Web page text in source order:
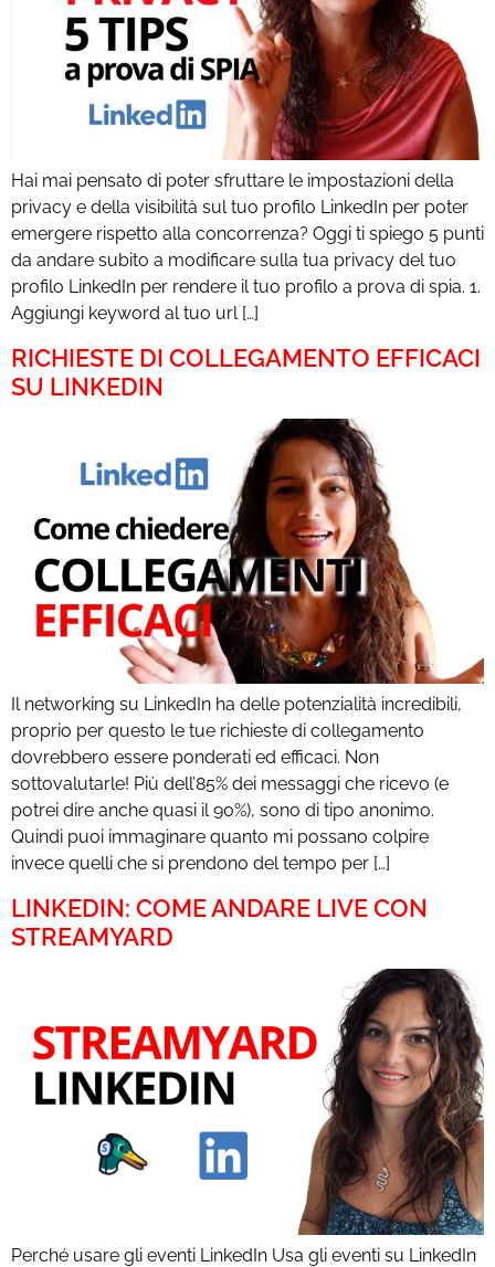
Hai mai pensato di poter sfruttare le impostazioni della
privacy e della visibilità sul tuo profilo LinkedIn per poter
emergere rispetto alla concorrenza? Oggi ti spiego 5 punti
da andare subito a modificare sulla tua privacy del tuo
profilo LinkedIn per rendere il tuo profilo a prova di spia. 1.
Aggiungi keyword al tuo url […]
RICHIESTE DI COLLEGAMENTO EFFICACI
SU LINKEDIN
Il networking su LinkedIn ha delle potenzialità incredibili,
proprio per questo le tue richieste di collegamento
dovrebbero essere ponderati ed efficaci. Non
sottovalutarle! Più dell’85% dei messaggi che ricevo (e
potrei dire anche quasi il 90%), sono di tipo anonimo.
Quindi puoi immaginare quanto mi possano colpire
invece quelli che si prendono del tempo per […]
LINKEDIN: COME ANDARE LIVE CON
STREAMYARD
Perché usare gli eventi LinkedIn Usa gli eventi su LinkedIn